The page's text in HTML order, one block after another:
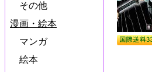
その他
漫画・絵本
マンガ
絵本